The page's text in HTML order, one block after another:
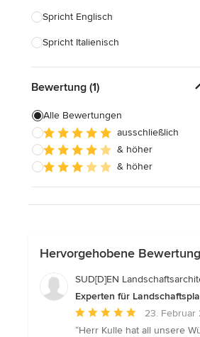
Spricht Englisch
Spricht Italienisch
Bewertung (1)
Alle Bewertungen
ausschließlich
& höher
& höher
Hervorgehobene
SUD[D]EN
Experten für
Durchschnittliche
Bewertung:
23. Februar
“Herr Kulle hat all unsere